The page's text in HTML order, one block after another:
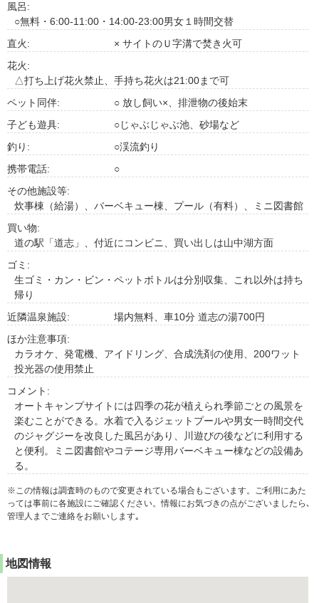
風呂:
○無料・6:00-11:00・14:00-23:00男女１時間交替
直火:
× サイトのＵ字溝で焚き火可
花火:
△打ち上げ花火禁止、手持ち花火は21:00まで可
ペット同伴:
○ 放し飼い×、排泄物の後始末
子ども遊具:
○じゃぶじゃぶ池、砂場など
釣り:
○渓流釣り
携帯電話:
○
その他施設等:
炊事棟（給湯）、バーベキュー棟、プール（有料）、ミニ図書館
買い物:
道の駅「道志」、付近にコンビニ、買い出しは山中湖方面
ゴミ:
生ゴミ・カン・ビン・ペットボトルは分別収集、これ以外は持ち
帰り
近隣温泉施設:
場内無料、車10分 道志の湯700円
ほか注意事項:
カラオケ、発電機、アイドリング、合成洗剤の使用、200ワット
投光器の使用禁止
コメント:
オートキャンプサイトには四季の花が植えられ季節ごとの風景を
楽むことができる。水着で入るジェットプールや男女一時間交代
のジャグジーを改良した風呂があり、川遊びの後などに利用する
と便利。ミニ図書館やコテージ専用バーベキュー棟などの設備あ
る。
※この情報は調査時のもので変更されている場合もございます。ご利用にあた
っては事前に各施設にご確認ください。情報にお気づきの点がございましたら､
管理人までご連絡をお願いします｡
地図情報